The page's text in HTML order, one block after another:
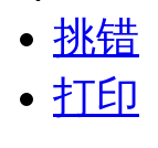
挑错
打印